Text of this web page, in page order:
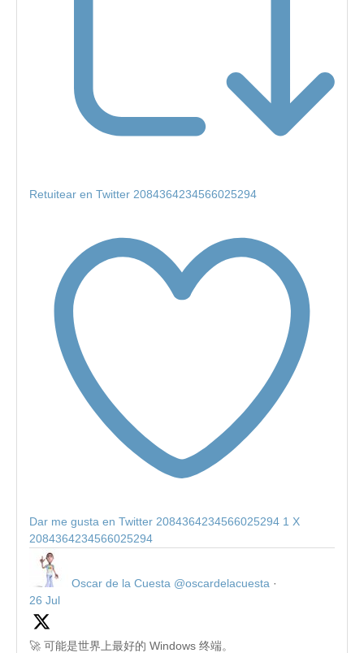
Retuitear en Twitter 2084364234566025294
Dar me gusta en Twitter 2084364234566025294 1 X
2084364234566025294
Oscar de la Cuesta @oscardelacuesta ·
26 Jul
🚀 可能是世界上最好的 Windows 终端。